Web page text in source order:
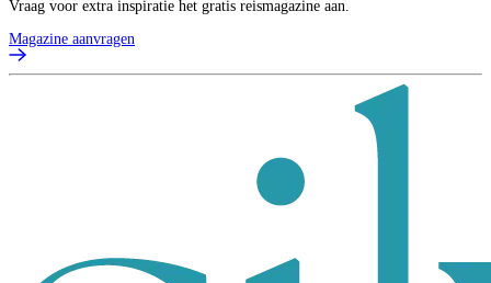
Vraag voor extra inspiratie het gratis reismagazine aan.
Magazine aanvragen